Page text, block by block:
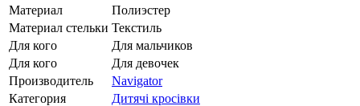
Материал
Полиэстер
Материал стельки Текстиль
Для кого
Для мальчиков
Для кого
Для девочек
Производитель
Navigator
Категория
Дитячі кросівки